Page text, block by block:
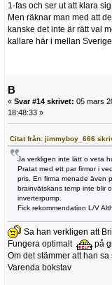
1-fas och ser ut att klara
Men räknar man med att
kanske det inte är rätt val
kallare här i mellan
B
« Svar #14 skrivet: 05 mars
18:48:33 »
Citat från: jimmyboy_666
Ja verkligen inte lätt o veta
Pratat med ett par firmor i
pris. En firma menade även
brainvätskans temp inte blir
inverterpump.
Fick rekommendation L/V
Sa han verkligen att
Fungera optimalt
på
Om det stämmer att han
Varenda bokstav